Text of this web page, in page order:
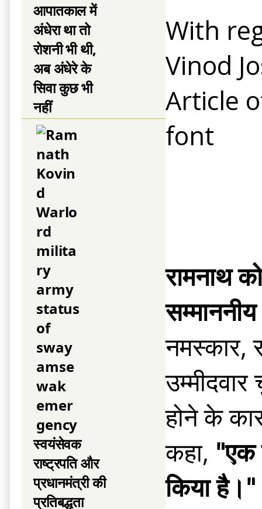
आपातकाल में
अंधेरा था तो
रोशनी भी थी,
अब अंधेरे के
सिवा कुछ भी
नहीं
स्वयंसेवक
राष्ट्रपति और
प्रधानमंत्री की
प्रतिबद्धता
With
Vinod
Article
font
रामनाथ
नमस्कार,
होने के
कहा, "एक
किया है।"